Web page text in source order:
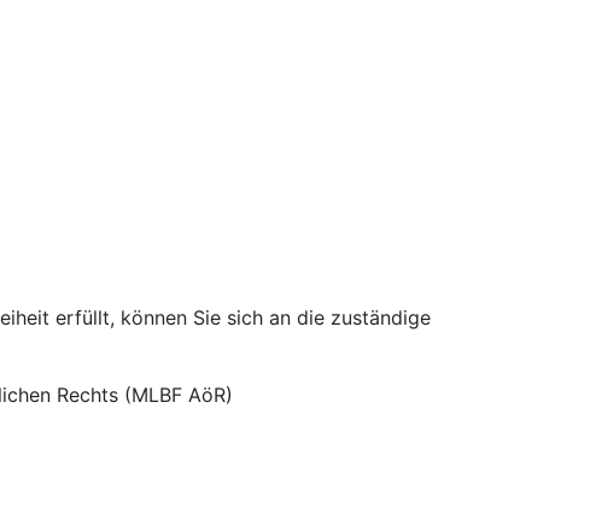
erfüllt, können Sie sich an die zuständige
Rechts (MLBF AöR)